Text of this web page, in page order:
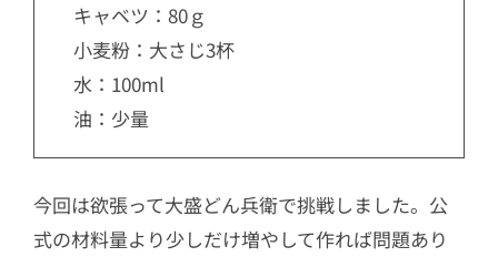
キャベツ：80ｇ
小麦粉：大さじ3杯
水：100ml
油：少量
今回は欲張って大盛どん兵衛で挑戦しました。公
式の材料量より少しだけ増やして作れば問題あり